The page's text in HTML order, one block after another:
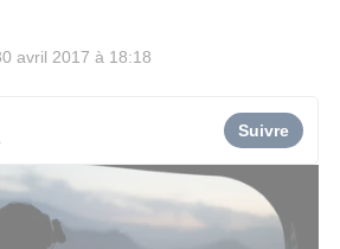
avril 2017 à 18:18
Suivre